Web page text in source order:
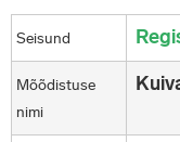
Seisund
Mõõdistuse
nimi